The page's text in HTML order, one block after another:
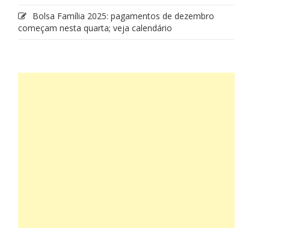
Bolsa Família 2025: pagamentos de dezembro
começam nesta quarta; veja calendário